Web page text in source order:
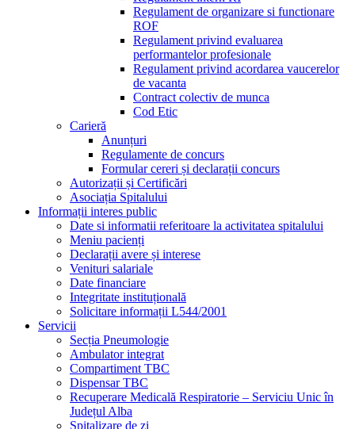
Regulament de organizare si functionare
ROF
Regulament privind evaluarea
performantelor profesionale
Regulament privind acordarea vaucerelor
de vacanta
Contract colectiv de munca
Cod Etic
Carieră
Anunțuri
Regulamente de concurs
Formular cereri și declarații concurs
Autorizații și Certificări
Asociația Spitalului
Informații interes public
Date si informatii referitoare la activitatea spitalului
Meniu pacienți
Declarații avere și interese
Venituri salariale
Date financiare
Integritate instituțională
Solicitare informații L544/2001
Servicii
Secția Pneumologie
Ambulator integrat
Compartiment TBC
Dispensar TBC
Recuperare Medicală Respiratorie – Serviciu Unic în
Județul Alba
Spitalizare de zi